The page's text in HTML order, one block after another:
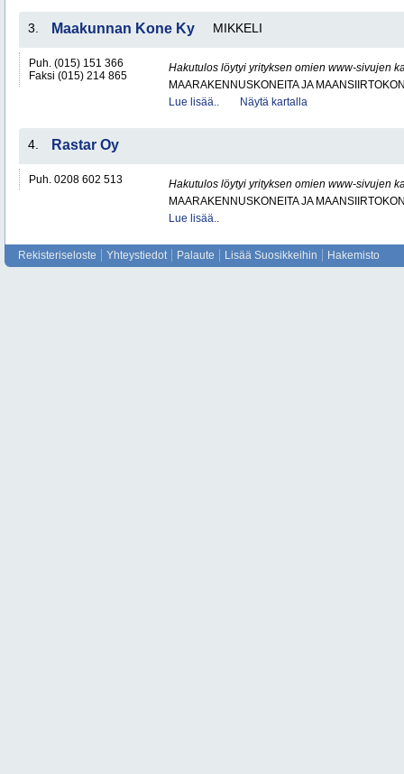
3. Maakunnan Kone Ky MIKKELI
Puh. (015) 151 366
Faksi (015) 214 865
Hakutulos löytyi yrityksen omien www-sivujen
MAARAKENNUSKONEITA JA
Lue lisää..
Näytä kartalla
4. Rastar Oy
Puh. 0208 602 513
Hakutulos löytyi yrityksen omien www-sivujen
MAARAKENNUSKONEITA JA
Lue lisää..
Rekisteriseloste Yhteystiedot Palaute Lisää Suosikkeihin Hakemisto